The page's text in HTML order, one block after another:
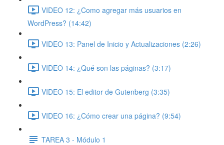
VIDEO 12: ¿Como agregar más usuarios en
WordPress? (14:42)
VIDEO 13: Panel de Inicio y Actualizaciones (2:26)
VIDEO 14: ¿Qué son las páginas? (3:17)
VIDEO 15: El editor de Gutenberg (3:35)
VIDEO 16: ¿Cómo crear una página? (9:54)
TAREA 3 - Módulo 1